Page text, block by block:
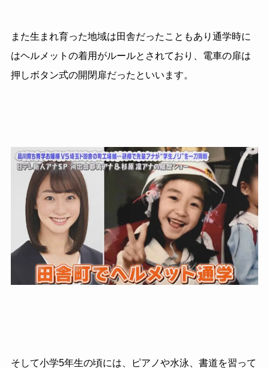
また生まれ育った地域は田舎だったこともあり通学時に
はヘルメットの着用がルールとされており、電車の扉は
押しボタン式の開閉扉だったといいます。
そして小学5年生の頃には、ピアノや水泳、書道を習って